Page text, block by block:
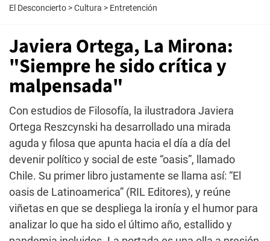
El Desconcierto >Cultura > Entretención
Javiera Ortega, La Mirona:
"Siempre he sido crítica y
malpensada"
Con estudios de Filosofía, la ilustradora Javiera
Ortega Reszcynski ha desarrollado una mirada
aguda y filosa que apunta hacia el día a día del
devenir político y social de este “oasis”, llamado
Chile. Su primer libro justamente se llama así: “El
oasis de Latinoamerica” (RIL Editores), y reúne
viñetas en que se despliega la ironía y el humor para
analizar lo que ha sido el último año, estallido y